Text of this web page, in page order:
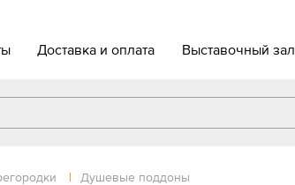
Доставка и оплата Выставочный зал
| Душевые поддоны